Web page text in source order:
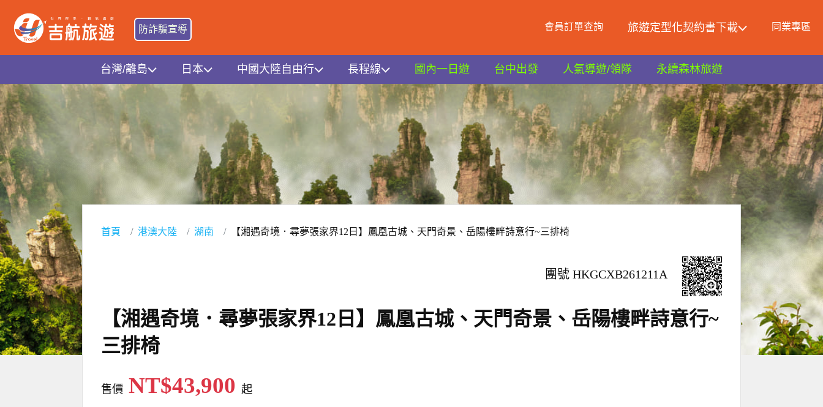
防詐騙宣導 會員訂單查詢 旅遊定型化契約書下載 同業專區
台灣/離島 日本 中國大陸自由行 長程線 國內一日遊 台中出發 人氣導遊/領隊 永續森林旅遊
首頁 港澳大陸 湖南 【湘遇奇境．尋夢張家界12日】鳳凰古城、天門奇景、岳陽樓畔詩意行~三排椅
團號 HKGCXB261211A
【湘遇奇境．尋夢張家界12日】鳳凰古城、天門奇景、岳陽樓畔詩意行~
三排椅
售價 NT$43,900起